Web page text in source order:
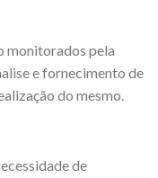
monitorados pela
e fornecimento de
do mesmo.
de